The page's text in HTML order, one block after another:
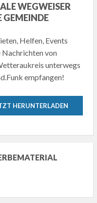
WEGWEISER
GEMEINDE
Helfen, Events
Nachrichten von
unterwegs
empfangen!
HERUNTERLADEN